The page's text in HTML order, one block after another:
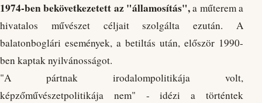
1974-ben bekövetkezetett az "államosítás",a műterem a
hivatalos művészet céljait szolgálta ezután. A
balatonboglári események, a betiltás után, először 1990-
ben kaptak nyilvánosságot.
"A pártnak irodalompolitikája volt,
képzőművészetpolitikája nem" - idézi a történtek